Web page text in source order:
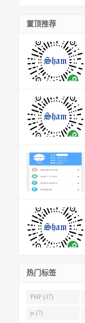
置顶推荐
热门标签
PHP (37)
js (7)